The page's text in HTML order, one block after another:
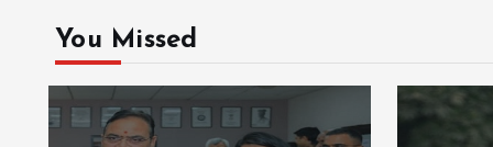
You Missed